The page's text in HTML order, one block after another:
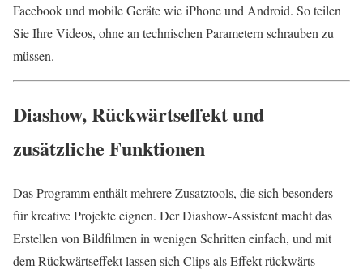
Facebook und mobile Geräte wie iPhone und Android. So teilen
Sie Ihre Videos, ohne an technischen Parametern schrauben zu
müssen.
Diashow, Rückwärtseffekt und
zusätzliche Funktionen
Das Programm enthält mehrere Zusatztools, die sich besonders
für kreative Projekte eignen. Der Diashow-Assistent macht das
Erstellen von Bildfilmen in wenigen Schritten einfach, und mit
dem Rückwärtseffekt lassen sich Clips als Effekt rückwärts